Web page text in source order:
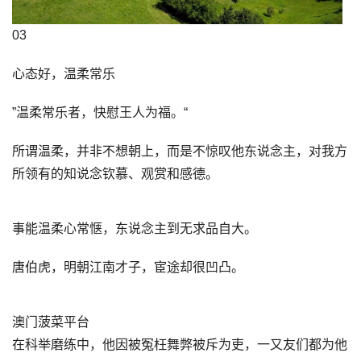
03
心态好，温柔常乐
”温柔常乐者，快慰王人为福。“
所谓温柔，并非不想朝上，而是不惊叹他东说念主，对我方
所领有的知说念钦慕、观赏和感德。
事能温柔心常惬，东说念主到无求品自大。
唐伯虎，明朝江南才子，宦途却很凹凸。
澳门菠菜平台
在科举磨练中，他因被冤枉舞弊被斥为吏，一又友们都为他